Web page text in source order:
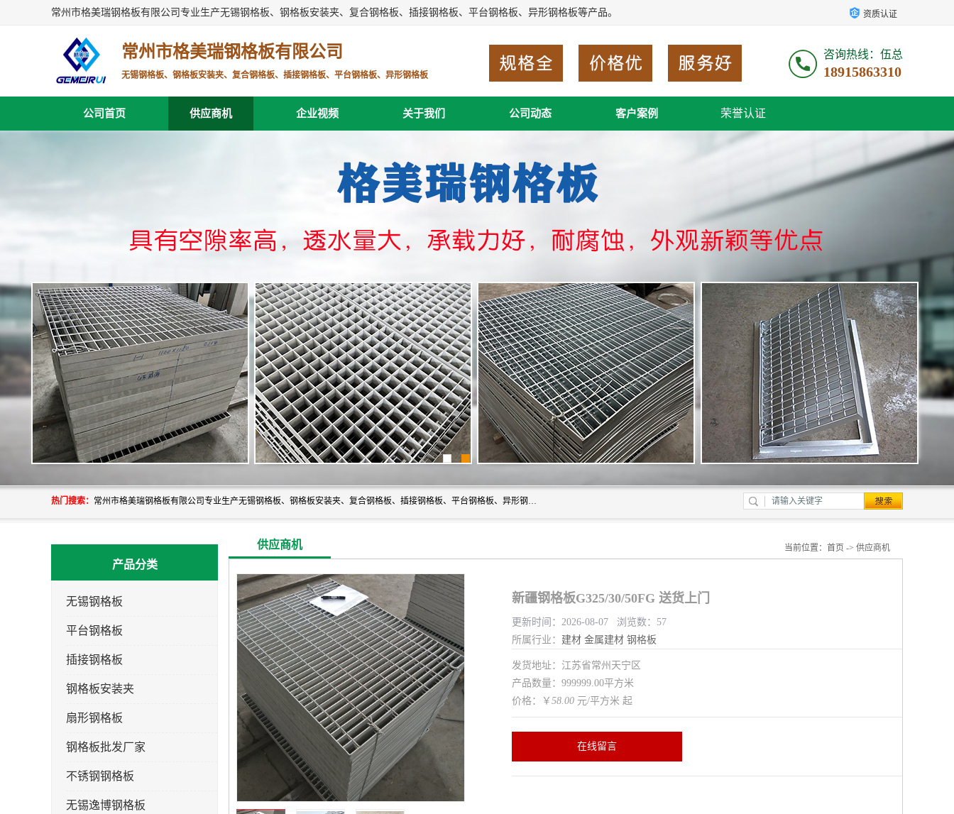
常州市格美瑞钢格板有限公司专业生产无锡钢格板、钢格板安装夹、复合钢格板、插接钢格板、平台钢格板、异形钢格板等产品。 资质认证
常州市格美瑞钢格板有限公司
无锡钢格板、钢格板安装夹、复合钢格板、插接钢格板、平台钢格板、异形钢格板
咨询热线：伍总
18915863310
公司首页 供应商机 企业视频 关于我们 公司动态 客户案例 荣誉认证
热门搜索： 常州市格美瑞钢格板有限公司专业生产无锡钢格板、钢格板安装夹、复合钢格板、插接钢格板、平台钢格板、异形钢格板等产品。
产品分类
无锡钢格板
平台钢格板
插接钢格板
钢格板安装夹
扇形钢格板
钢格板批发厂家
不锈钢钢格板
无锡逸博钢格板
供应商机 当前位置： 首页 -> 供应商机
新疆钢格板G325/30/50FG 送货上门
更新时间：2026-08-07 浏览数：57
所属行业： 建材 金属建材 钢格板
发货地址：江苏省常州天宁区
产品数量：999999.00平方米
价格：￥ 58.00 元/平方米 起
在线留言